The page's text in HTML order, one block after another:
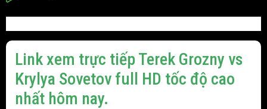
Link xem trực tiếp Terek Grozny vs
Krylya Sovetov full HD tốc độ cao
nhất hôm nay.